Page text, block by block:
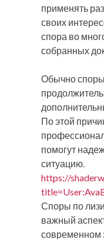
применять
своих
спора во
собранных
Обычно споры
По этой
помогут
ситуацию.
https://
Споры по
важный
современном